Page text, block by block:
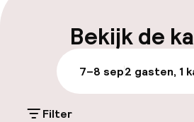
Bagageruimte
Parkeren & mobiliteit
Bekijk de
7–8 sep2 gasten, 1
Filter